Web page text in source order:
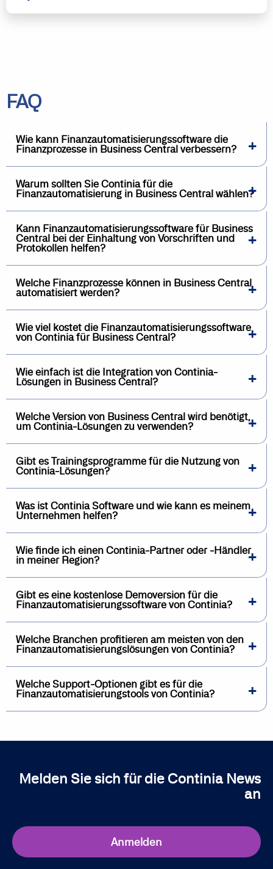
FAQ
Wie kann Finanzautomatisierungssoftware die
Finanzprozesse in Business Central verbessern?
Warum sollten Sie Continia für die
Finanzautomatisierung in Business Central wählen?
Kann Finanzautomatisierungssoftware für Business
Central bei der Einhaltung von Vorschriften und
Protokollen helfen?
Welche Finanzprozesse können in Business Central
automatisiert werden?
Wie viel kostet die Finanzautomatisierungssoftware
von Continia für Business Central?
Wie einfach ist die Integration von Continia-
Lösungen in Business Central?
Welche Version von Business Central wird benötigt,
um Continia-Lösungen zu verwenden?
Gibt es Trainingsprogramme für die Nutzung von
Continia-Lösungen?
Was ist Continia Software und wie kann es meinem
Unternehmen helfen?
Wie finde ich einen Continia-Partner oder -Händler
in meiner Region?
Gibt es eine kostenlose Demoversion für die
Finanzautomatisierungssoftware von Continia?
Welche Branchen profitieren am meisten von den
Finanzautomatisierungslösungen von Continia?
Welche Support-Optionen gibt es für die
Finanzautomatisierungstools von Continia?
Melden Sie sich für die Continia News
an
Anmelden